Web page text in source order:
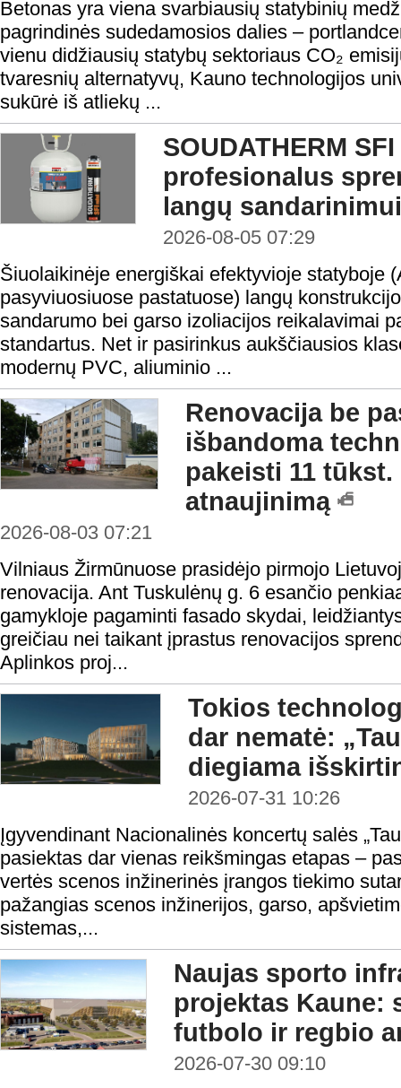
Betonas yra viena svarbiausių statybinių
pagrindinės sudedamosios dalies –
vienu didžiausių statybų sektoriaus CO₂
tvaresnių alternatyvų, Kauno technologijos
sukūrė iš atliekų ...
SOUDATHERM
profesionalus
langų
2026-08-05 07:29
Šiuolaikinėje energiškai efektyvioje statyboje
pasyviuosiuose pastatuose) langų
sandarumo bei garso izoliacijos reikalavimai
standartus. Net ir pasirinkus aukščiausios
modernų PVC, aliuminio ...
Renovacija be
išbandoma
pakeisti 11
atnaujinimą
2026-08-03 07:21
Vilniaus Žirmūnuose prasidėjo pirmojo
renovacija. Ant Tuskulėnų g. 6 esančio
gamykloje pagaminti fasado skydai,
greičiau nei taikant įprastus renovacijos
Aplinkos proj...
Tokios
dar nematė:
diegiama
2026-07-31 10:26
Įgyvendinant Nacionalinės koncertų salės
pasiektas dar vienas reikšmingas etapas –
vertės scenos inžinerinės įrangos tiekimo
pažangias scenos inžinerijos, garso,
sistemas,...
Naujas sporto
projektas Kaune:
futbolo ir regbio
2026-07-30 09:10